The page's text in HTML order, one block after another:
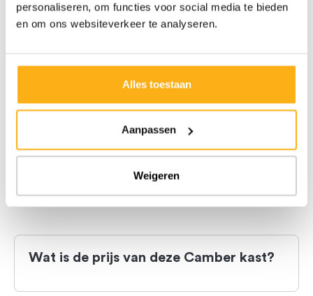
personaliseren, om functies voor social media te bieden
en om ons websiteverkeer te analyseren.
Alles toestaan
Aanpassen
Weigeren
Wat is de prijs van deze Camber kast?